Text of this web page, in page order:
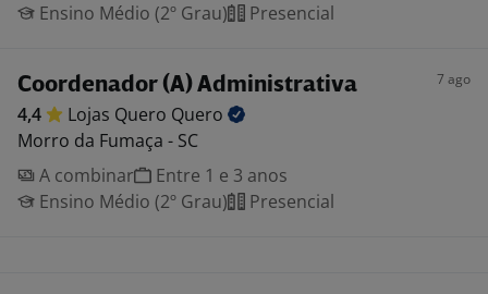
Ensino Médio (2º Grau)
Presencial
Coordenador (A) Administrativa 7 ago
4,4 Lojas Quero Quero
Morro da Fumaça - SC
A combinar
Entre 1 e 3 anos
Ensino Médio (2º Grau)
Presencial